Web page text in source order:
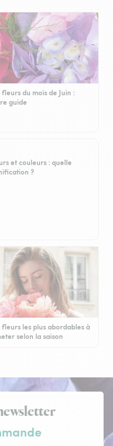
fleurs du mois de Juin :
guide
et couleurs : quelle
?
fleurs les plus abordables à
selon la saison